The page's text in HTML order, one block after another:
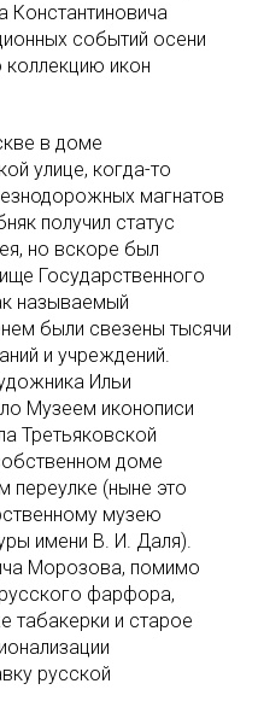
Константиновича
событий осени
коллекцию икон
в доме
улице, когда-то
магнатов
получил статус
но вскоре был
Государственного
называемый
были свезены тысячи
и учреждений.
Ильи
Музеем иконописи
Третьяковской
доме
переулке (ныне это
музею
имени В. И. Даля).
Морозова, помимо
фарфора,
табакерки и старое
русской